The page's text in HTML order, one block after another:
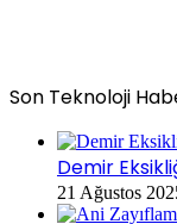
Son Teknoloji
Demir
21 Ağustos